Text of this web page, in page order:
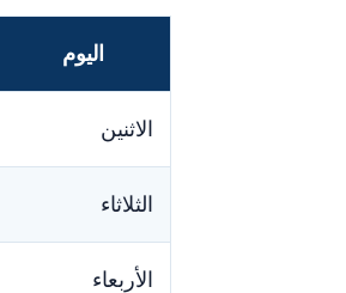
اليوم
الاثنين
الثلاثاء
الأربعاء